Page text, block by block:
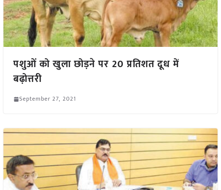
पशुओं को खुला छोड़ने पर 20 प्रतिशत दूध में
बढ़ोत्तरी
September 27, 2021